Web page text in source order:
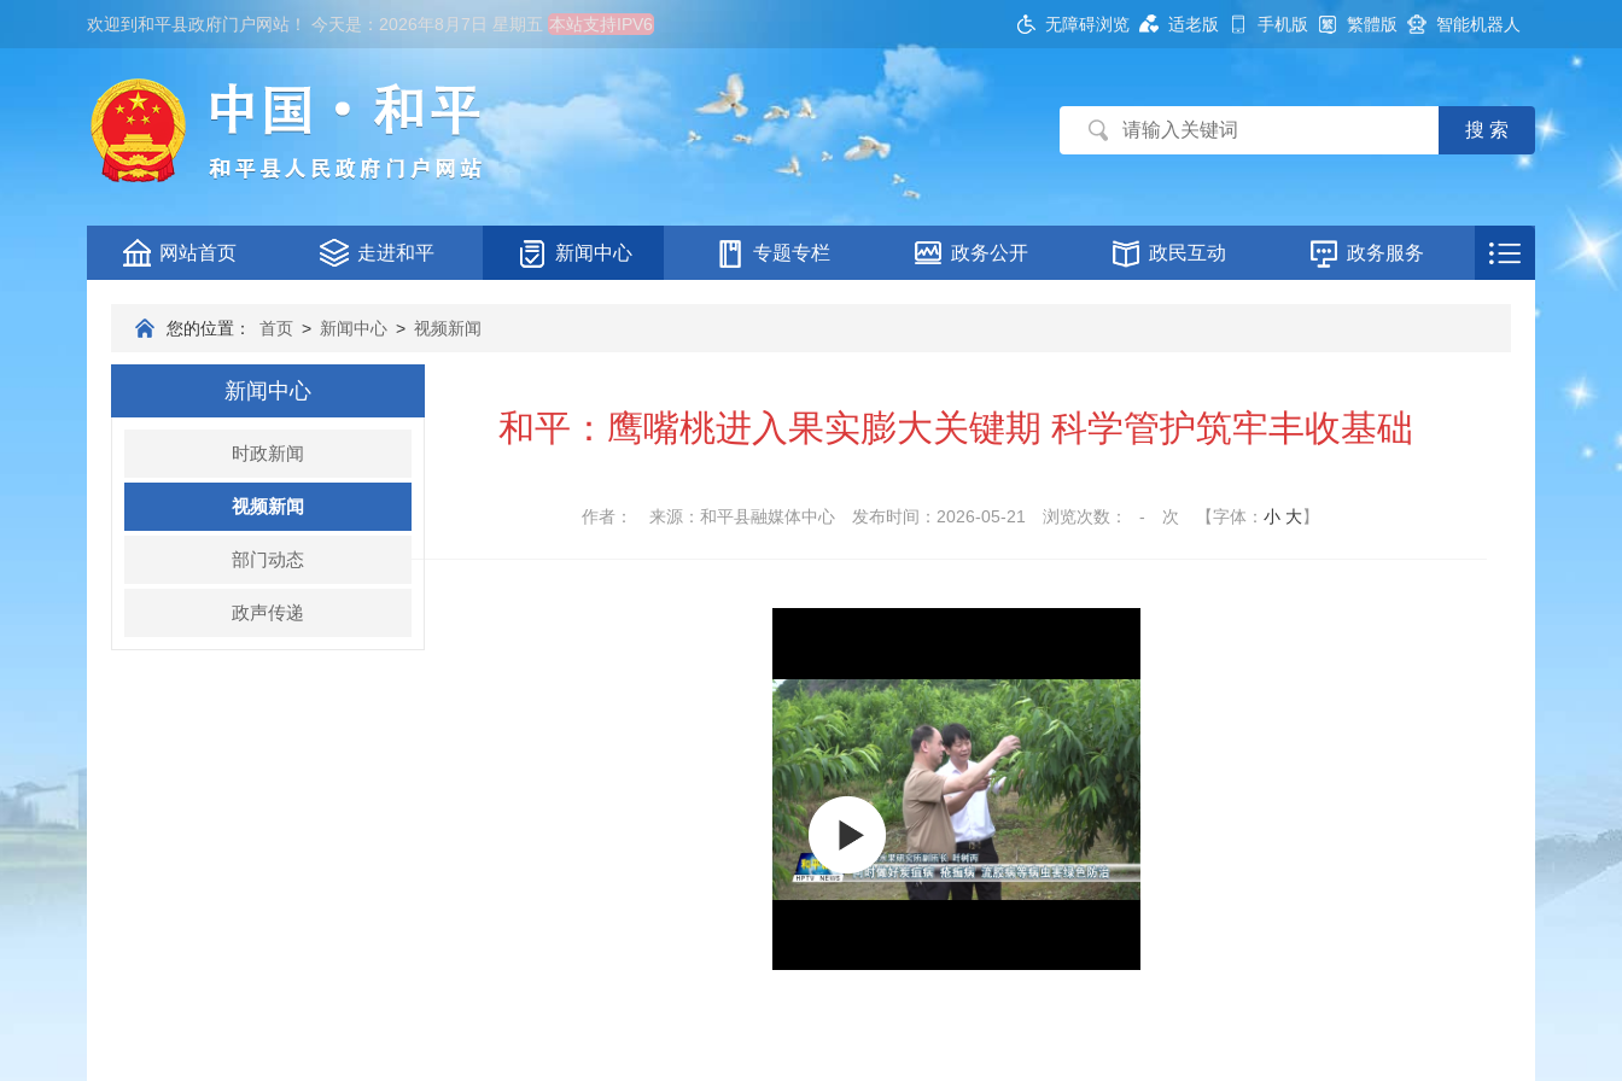
欢迎到 和平县政府门户网站 ！ 今天是： 2026年8月7日 星期五 本站支持IPV6 无障碍浏览 适老版 手机版 繁體版 智能机器人
网站首页 走进和平 新闻中心 专题专栏 政务公开 政民互动 政务服务
您的位置： 首页 > 新闻中心 > 视频新闻
新闻中心
时政新闻
视频新闻
部门动态
政声传递
和平：鹰嘴桃进入果实膨大关键期 科学管护筑牢丰收基础
作者： 来源：和平县融媒体中心 发布时间：2026-05-21 浏览次数： - 次 【字体： 小 大】